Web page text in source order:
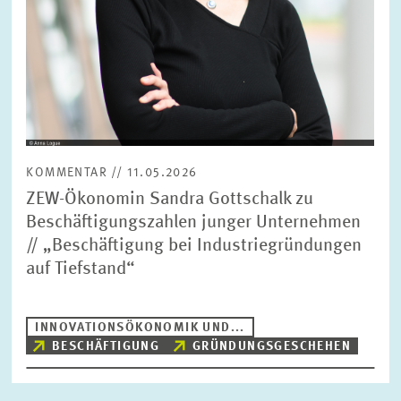
KOMMENTAR // 11.05.2026
ZEW-Ökonomin Sandra Gottschalk zu
Beschäftigungszahlen junger Unternehmen
// „Beschäftigung bei Industriegründungen
auf Tiefstand“
INNOVATIONSÖKONOMIK UND...
BESCHÄFTIGUNG
GRÜNDUNGSGESCHEHEN